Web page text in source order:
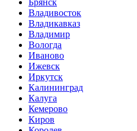
Владивосток
Владикавказ
Владимир
Вологда
Иваново
Ижевск
Иркутск
Калининград
Калуга
Кемерово
Киров